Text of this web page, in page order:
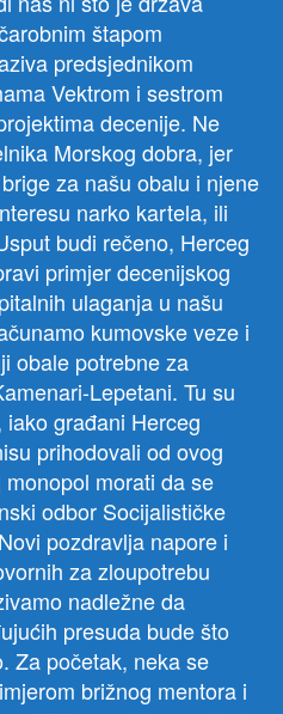
štapom
predsjednikom
Vektrom i sestrom
decenije. Ne
Morskog dobra, jer
za našu obalu i njene
narko kartela, ili
budi rečeno, Herceg
primjer decenijskog
ulaganja u našu
kumovske veze i
obale potrebne za
Lepetani. Tu su
građani Herceg
prihodovali od ovog
morati da se
odbor Socijalističke
pozdravlja napore i
za zloupotrebu
nadležne da
presuda bude što
Za početak, neka se
brižnog mentora i